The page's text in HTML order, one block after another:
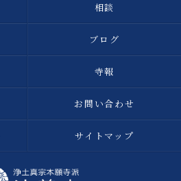
相談
ブログ
寺報
お問い合わせ
サイトマップ